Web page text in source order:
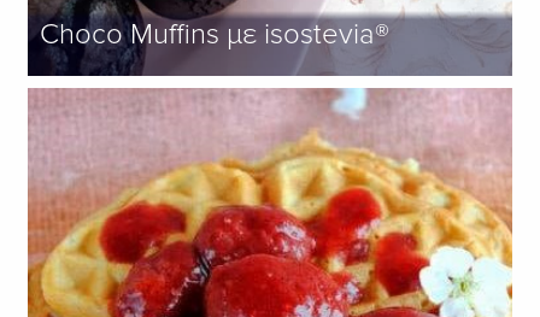
Choco Muffins με isostevia®